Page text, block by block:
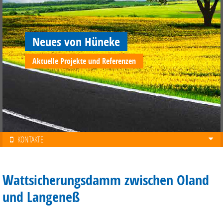
Neues von Hüneke
Aktuelle Projekte und Referenzen
KONTAKTE
Wattsicherungsdamm zwischen Oland
und Langeneß